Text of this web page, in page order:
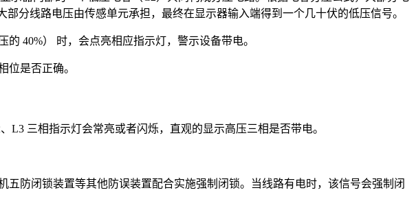
分线路电压由传感单元承担，最终在显示器输入端得到一个几十伏的低压信号。
40%） 时，会点亮相应指示灯，警示设备带电。
位是否正确。
三相指示灯会常亮或者闪烁，直观的显示高压三相是否带电。
防闭锁装置等其他防误装置配合实施强制闭锁。当线路有电时，该信号会强制闭